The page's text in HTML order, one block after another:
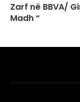
Zarf në BBVA/
Madh “